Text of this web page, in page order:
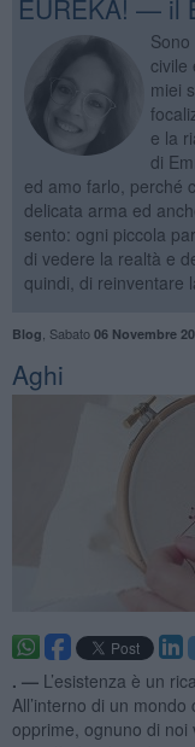
EUREKA! — il
civile
miei
e la
di
ed amo farlo, perché
delicata arma ed
sento: ogni piccola
di vedere la realtà e
quindi, di reinventare
Blog Sabato 06 Novembre
Aghi
. — L’esistenza è un
All’interno di un
opprime, ognuno di